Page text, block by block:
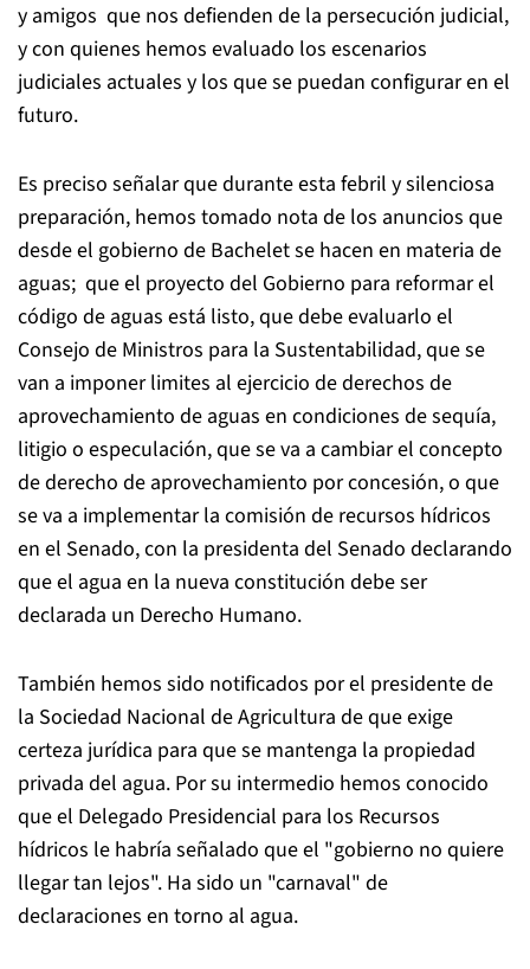
y amigos que nos defienden de la persecución judicial,
y con quienes hemos evaluado los escenarios
judiciales actuales y los que se puedan configurar en el
futuro.
Es preciso señalar que durante esta febril y silenciosa
preparación, hemos tomado nota de los anuncios que
desde el gobierno de Bachelet se hacen en materia de
aguas; que el proyecto del Gobierno para reformar el
código de aguas está listo, que debe evaluarlo el
Consejo de Ministros para la Sustentabilidad, que se
van a imponer limites al ejercicio de derechos de
aprovechamiento de aguas en condiciones de sequía,
litigio o especulación, que se va a cambiar el concepto
de derecho de aprovechamiento por concesión, o que
se va a implementar la comisión de recursos hídricos
en el Senado, con la presidenta del Senado declarando
que el agua en la nueva constitución debe ser
declarada un Derecho Humano.
También hemos sido notificados por el presidente de
la Sociedad Nacional de Agricultura de que exige
certeza jurídica para que se mantenga la propiedad
privada del agua. Por su intermedio hemos conocido
que el Delegado Presidencial para los Recursos
hídricos le habría señalado que el "gobierno no quiere
llegar tan lejos". Ha sido un "carnaval" de
declaraciones en torno al agua.